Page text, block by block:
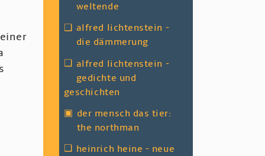
weltende
❑ alfred lichtenstein -
die dämmerung
❑ alfred lichtenstein -
gedichte und
geschichten
▣ der mensch das tier:
the northman
❑ heinrich heine - neue